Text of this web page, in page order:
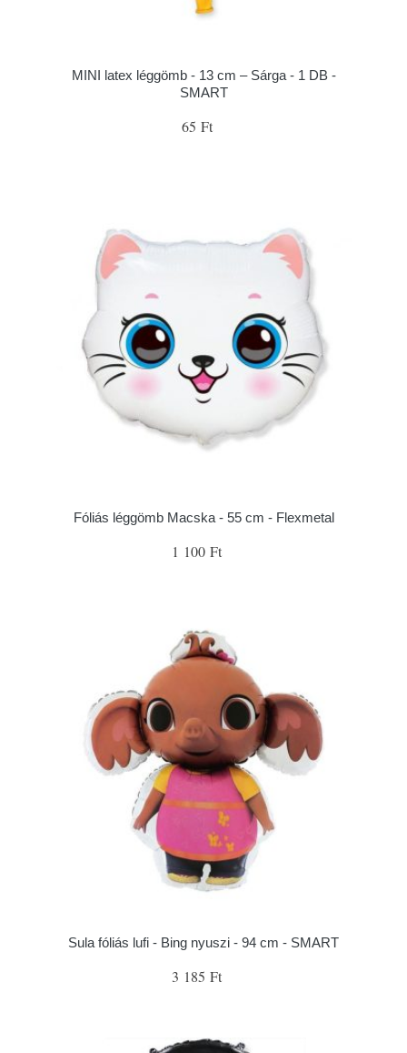
MINI latex léggömb - 13 cm – Sárga - 1 DB -
SMART
65 Ft
Fóliás léggömb Macska - 55 cm - Flexmetal
1 100 Ft
Sula fóliás lufi - Bing nyuszi - 94 cm - SMART
3 185 Ft